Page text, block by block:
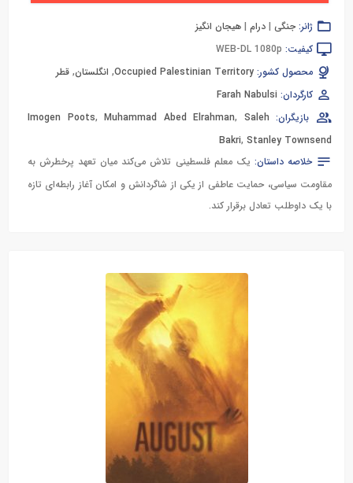
ژانر: جنگی | درام | هیجان انگیز
کیفیت: WEB-DL 1080p
محصول کشور: Occupied Palestinian Territory
, انگلستان, قطر
کارگردان: Farah Nabulsi
بازیگران:
Imogen Poots,Muhammad Abed Elrahman, Saleh
Bakri, Stanley Townsend
خلاصه داستان: یک معلم فلسطینی تلاش می‌کند میان تعهد پرخطرش به
مقاومت سیاسی، حمایت عاطفی از یکی از شاگردانش و امکان آغاز رابطه‌ای تازه
با یک داوطلب تعادل برقرار کند.